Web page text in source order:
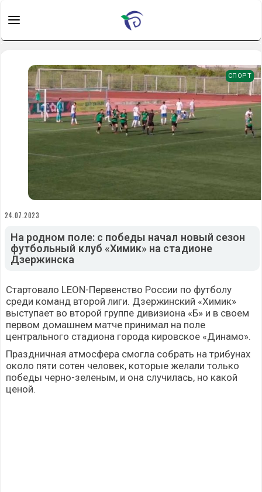
СПОРТ
24.07.2023
На родном поле: с победы начал новый сезон
футбольный клуб «Химик» на стадионе
Дзержинска
Стартовало LEON-Первенство России по футболу
среди команд второй лиги. Дзержинский «Химик»
выступает во второй группе дивизиона «Б» и в своем
первом домашнем матче принимал на поле
центрального стадиона города кировское «Динамо».
Праздничная атмосфера смогла собрать на трибунах
около пяти сотен человек, которые желали только
победы черно-зеленым, и она случилась, но какой
ценой.